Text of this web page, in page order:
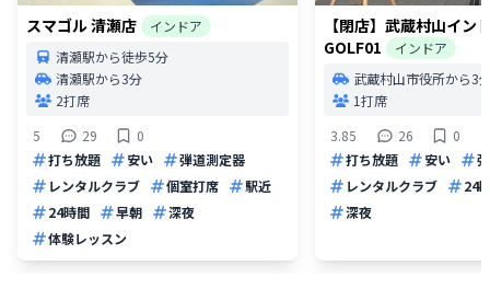
スマゴル 清瀬店
インドア
清瀬駅から徒歩5分
清瀬駅から3分
2打席
5
29
0
打ち放題
安い
弾道測定器
レンタルクラブ
個室打席
駅近
24時間
早朝
深夜
体験レッスン
【閉店】武蔵村山イン
GOLF01
インドア
武蔵村山市役所から3
1打席
3.85
26
0
打ち放題
安い
レンタルクラブ
24
深夜